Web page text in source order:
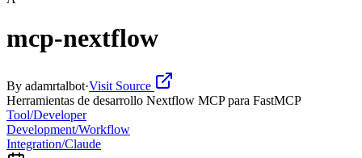
mcp-nextflow
By adamrtalbot·Visit Source
Herramientas de desarrollo Nextflow MCP para FastMCP
Tool/Developer
Development/Workflow
Integration/Claude